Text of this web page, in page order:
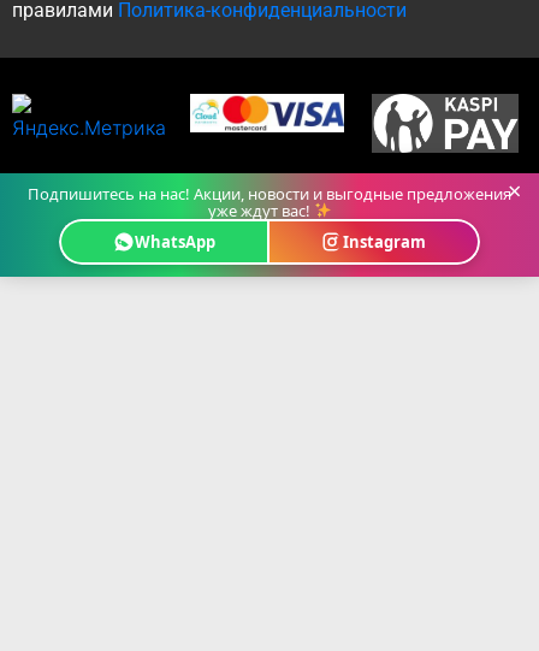
правилами Политика-конфиденциальности
Подпишитесь на нас! Акции, новости и выгодные предложения
уже ждут вас!
WhatsApp
Instagram
×